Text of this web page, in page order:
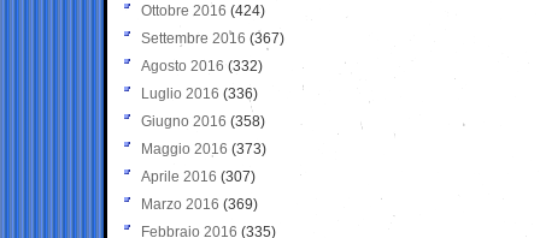
Ottobre 2016 (424)
Settembre 2016 (367)
Agosto 2016 (332)
Luglio 2016 (336)
Giugno 2016 (358)
Maggio 2016 (373)
Aprile 2016 (307)
Marzo 2016 (369)
Febbraio 2016 (335)